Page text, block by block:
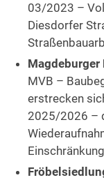
03/2023 –
Diesdorfer
Magdeburger
MVB –
erstrecken
2025/2026 –